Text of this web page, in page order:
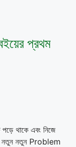
প্রথম
পড়ে থাকে এবং নিজে
নতুন নতুন Problem